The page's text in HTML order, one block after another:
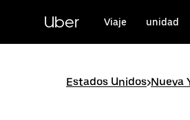
contenido
principal
Uber Viaje unidad
Estados Unidos>Nueva